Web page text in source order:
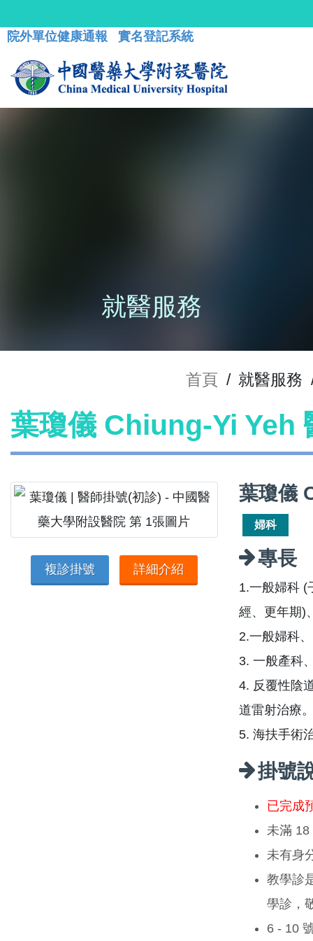
院外單位健康通報 實名登記系統
就醫服務
首頁 / 就醫服務
葉瓊儀 Chiung-Yi Yeh
複診掛號 詳細介紹
葉瓊儀
婦科
專長
1.一般婦科 (
經、更年期)
2.一般婦科
3. 一般產科
4. 反覆性陰
道雷射治療
5. 海扶手術
掛號
已完成
未滿 18
未有身
教學診
學診，
6 - 10